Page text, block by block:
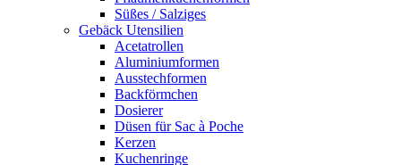
Süßes / Salziges
Gebäck Utensilien
Acetatrollen
Aluminiumformen
Ausstechformen
Backförmchen
Dosierer
Düsen für Sac à Poche
Kerzen
Kuchenringe